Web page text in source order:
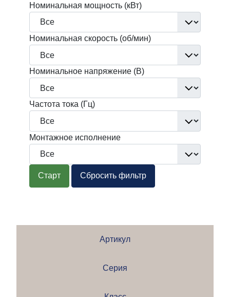
Номинальная мощность (кВт)
Номинальная скорость (об/мин)
Номинальное напряжение (В)
Частота тока (Гц)
Монтажное исполнение
Старт Сбросить фильтр
Артикул
Серия